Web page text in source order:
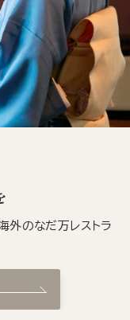
外のなだ万レストラ